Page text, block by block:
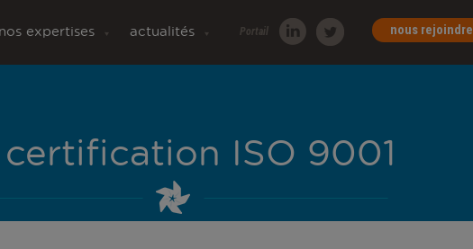
nos expertises actualités Portail nous rejoindre
certification ISO 9001